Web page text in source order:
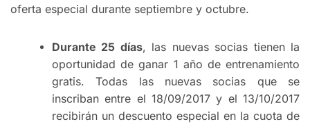
oferta especial durante septiembre y octubre.
Durante 25 días, las nuevas socias tienen la
oportunidad de ganar 1 año de entrenamiento
gratis. Todas las nuevas socias que se
inscriban entre el 18/09/2017 y el 13/10/2017
recibirán un descuento especial en la cuota de